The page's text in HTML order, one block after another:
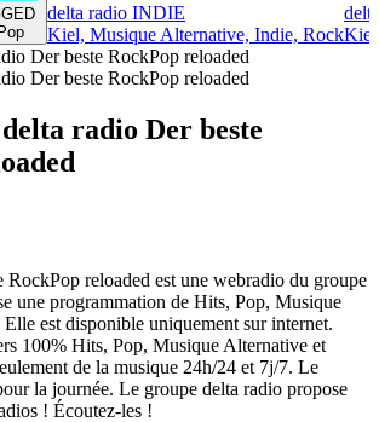
delta radio INDIE
Kiel, Musique Alternative, Indie, Rock
Der beste RockPop reloaded
Der beste RockPop reloaded
radio Der beste
RockPop reloaded est une webradio du groupe
une programmation de Hits, Pop, Musique
est disponible uniquement sur internet.
100% Hits, Pop, Musique Alternative et
de la musique 24h/24 et 7j/7. Le
la journée. Le groupe delta radio propose
! Écoutez-les !